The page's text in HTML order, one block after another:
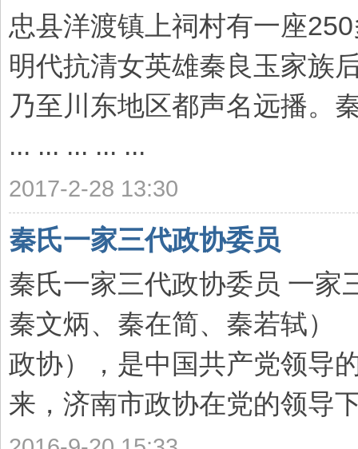
忠县洋渡镇上祠村有一座
明代抗清女英雄秦良玉家族
乃至川东地区都声名远播。
... ... ... ... ...
2017-2-28 13:30
秦氏一家三代政协委员
秦氏一家三代政协委员 一家
秦文炳、秦在简、秦若轼
政协），是中国共产党领导
来，济南市政协在党的领导